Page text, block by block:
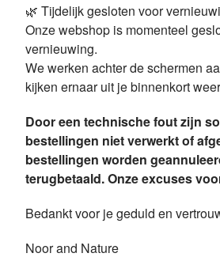
🌿 Tijdelijk gesloten voor
Onze webshop is momenteel
vernieuwing.
We werken achter de schermen
kijken ernaar uit je binnenkort
Door een technische fout zijn
bestellingen niet verwerkt of
bestellingen worden
terugbetaald. Onze excuses
Bedankt voor je geduld en
Noor and Nature